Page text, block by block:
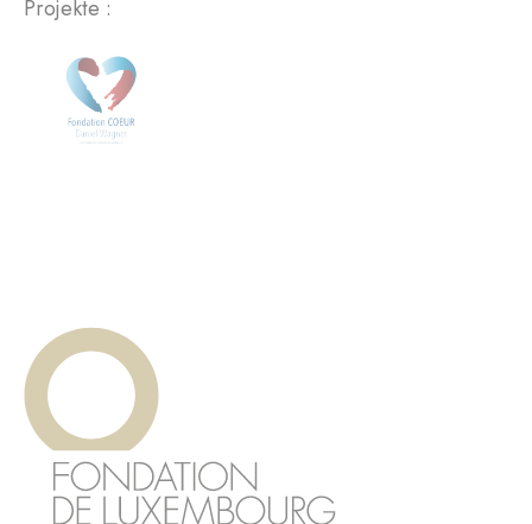
Projekte :